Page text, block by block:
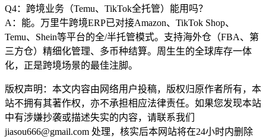
Q4：跨境业务（Temu、TikTok全托管）能用吗？
A：能。万里牛跨境ERP已对接Amazon、TikTok Shop、
Temu、Shein等平台的全/半托管模式。支持海外仓（FBA、第
三方仓）精细化管理、多币种结算。周生生的全球库存一体
化，正是跨境场景的最佳注脚。
版权声明：本文内容由网络用户投稿，版权归原作者所有，本
站不拥有其著作权，亦不承担相应法律责任。如果您发现本站
中有涉嫌抄袭或描述失实的内容，请联系我们
jiasou666@gmail.com 处理，核实后本网站将在24小时内删除